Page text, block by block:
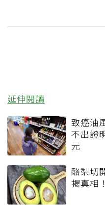
延伸閱讀
致癌油
不出證
元
酪梨切
揭真相